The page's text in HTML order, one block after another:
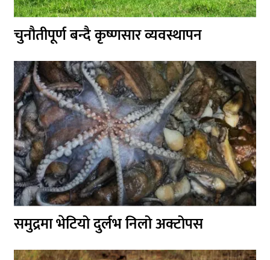
चुनौतीपूर्ण बन्दै कृष्णसार व्यवस्थापन
समुद्रमा भेटियो दुर्लभ निलो अक्टोपस